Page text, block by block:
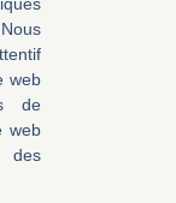
web
de
web
des